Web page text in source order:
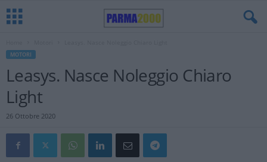
MOTORI
Leasys. Nasce Noleggio Chiaro
Light
26 Ottobre 2020